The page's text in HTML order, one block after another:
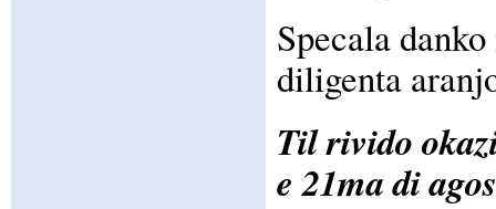
Specala
diligenta
Til rivido
e 21ma di